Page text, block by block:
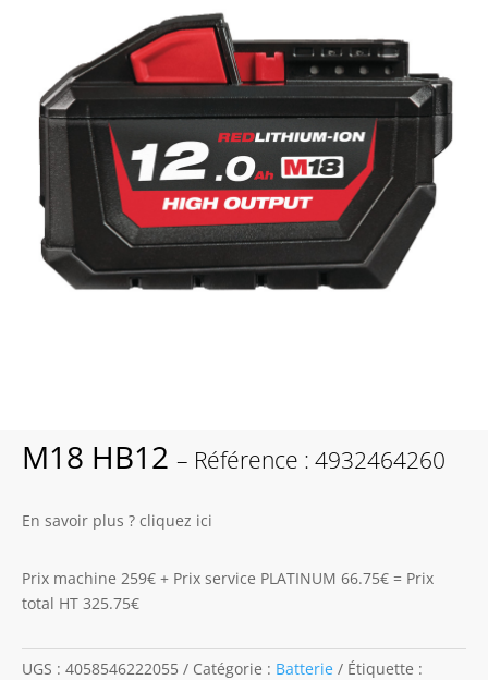
M18 HB12 – Référence : 4932464260
En savoir plus ? cliquez ici
Prix machine 259€ + Prix service PLATINUM 66.75€ = Prix
total HT 325.75€
UGS : 4058546222055 Catégorie : Batterie
Étiquette :